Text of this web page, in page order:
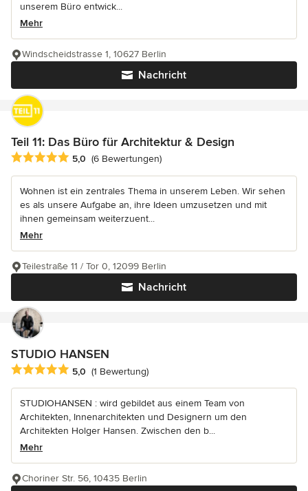
unserem Büro entwick...
Mehr
Nachricht
Windscheidstrasse 1, 10627 Berlin
Teil 11: Das Büro für Architektur & Design
Durchschnittliche Bewertung: 5 von 5 Sternen
5,0 (6 Bewertungen)
Wohnen ist ein zentrales Thema in unserem Leben. Wir sehen
es als unsere Aufgabe an, ihre Ideen umzusetzen und mit
ihnen gemeinsam weiterzuent...
Mehr
Nachricht
Teilestraße 11 / Tor 0, 12099 Berlin
STUDIO HANSEN
Durchschnittliche Bewertung: 5 von 5 Sternen
5,0 (1 Bewertung)
STUDIOHANSEN : wird gebildet aus einem Team von
Architekten, Innenarchitekten und Designern um den
Architekten Holger Hansen. Zwischen den b...
Mehr
Choriner Str. 56, 10435 Berlin